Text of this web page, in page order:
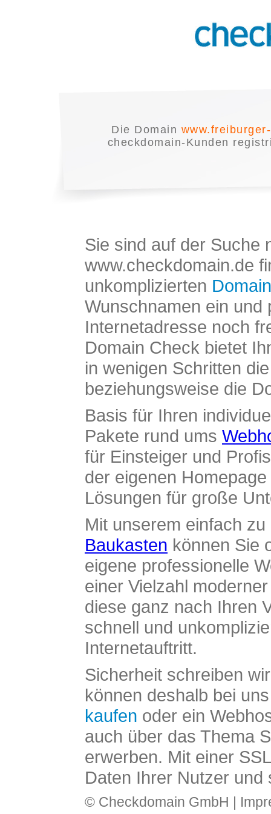
Die Domain
checkdomain-Kunden
Sie sind auf der Suche
www.checkdomain.de
unkomplizierten
Wunschnamen ein und
Internetadresse noch
Domain Check bietet
in wenigen Schritten
beziehungsweise die
Basis für Ihren
Pakete rund ums
für Einsteiger und
der eigenen
Lösungen für große
Mit unserem einfach
Baukasten können Sie
eigene professionelle
einer Vielzahl
diese ganz nach Ihren
schnell und
Internetauftritt.
Sicherheit schreiben
können deshalb bei
kaufen oder ein
auch über das Thema
erwerben. Mit einer
Daten Ihrer Nutzer und
© Checkdomain GmbH |